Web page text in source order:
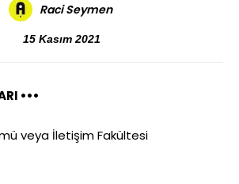
Raci Seymen
15 Kasım 2021
•••
veya İletişim Fakültesi